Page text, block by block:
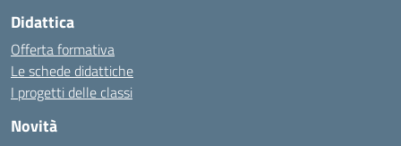
Didattica
Offerta formativa
Le schede didattiche
I progetti delle classi
Novità